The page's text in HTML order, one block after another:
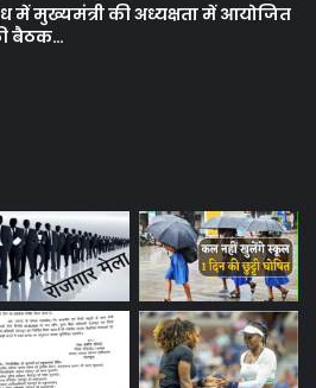
में मुख्यमंत्री की अध्यक्षता में आयोजित
बैठक…